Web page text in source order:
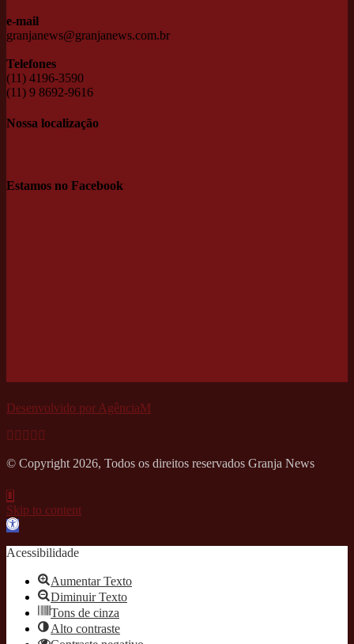
e-mail
granjanews@granjanews.com.br
Telefones
(11) 4196-3590
(11) 9 8692-9616
Nossa localização
Estamos no Facebook
Desenvolvido por AgênciaM
© Copyright 2026, Todos os direitos reservados Granja News
Skip to content
Open
Acessibilidade
Aumentar Texto
Diminuir Texto
Tons de cinza
Alto contraste